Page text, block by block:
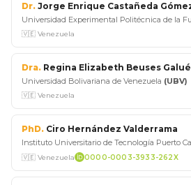
Dr. Jorge Enrique Castañeda
Universidad Experimental Politécnica de la
🇻🇪 Venezuela
Dra. Regina Elizabeth Beuses Galué
Universidad Bolivariana de Venezuela (UBV)
🇻🇪 Venezuela
PhD. Ciro Hernández Valderrama
Instituto Universitario de Tecnología Puerto
🇻🇪 Venezuela 0000-0003-3933-262X